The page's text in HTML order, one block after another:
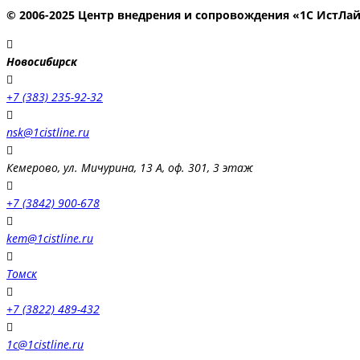
© 2006-2025 Центр внедрения и сопровождения «1С
Новосибирск
+7 (383) 235-92-32
nsk@1cistline.ru
Кемерово, ул. Мичурина, 13 А, оф. 301, 3 этаж
+7 (3842) 900-678
kem@1cistline.ru
Томск
+7 (3822) 489-432
1c@1cistline.ru